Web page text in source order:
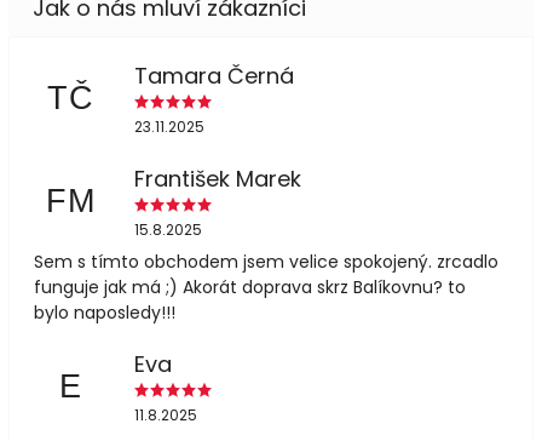
TČ
Tamara Černá
23.11.2025
FM
František Marek
15.8.2025
Sem s tímto obchodem jsem velice spokojený. zrcadlo
funguje jak má ;) Akorát doprava skrz Balíkovnu? to
bylo naposledy!!!
E
Eva
11.8.2025